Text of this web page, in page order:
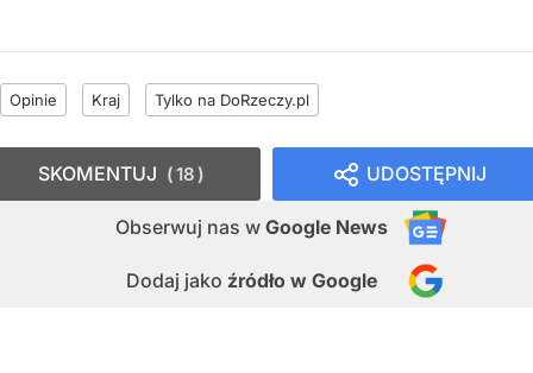
Opinie Kraj Tylko na DoRzeczy.pl
UDOSTĘPNIJ
Obserwuj nas w Google News
Dodaj jako źródło w Google
SKOMENTUJ 18